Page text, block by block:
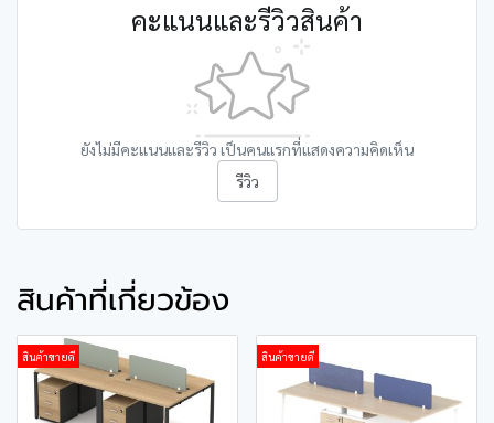
คะแนนและรีวิวสินค้า
ยังไม่มีคะแนนและรีวิว เป็นคนแรกที่แสดงความคิดเห็น
รีวิว
สินค้าที่เกี่ยวข้อง
สินค้าขายดี สินค้าขายดี